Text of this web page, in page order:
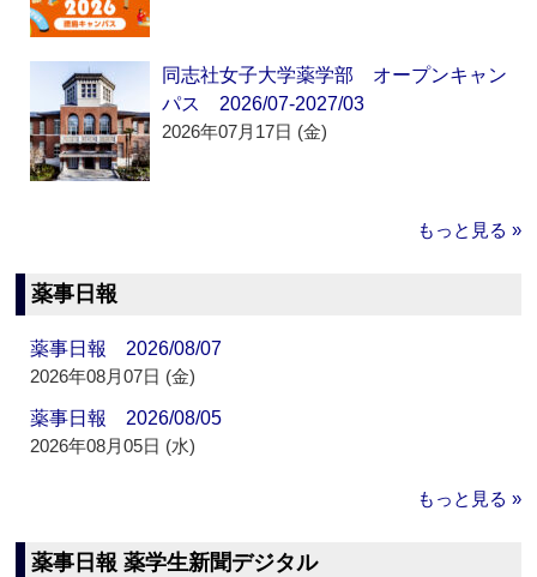
同志社女子大学薬学部 オープンキャン
パス 2026/07-2027/03
2026年07月17日 (金)
もっと見る »
薬事日報
薬事日報 2026/08/07
2026年08月07日 (金)
薬事日報 2026/08/05
2026年08月05日 (水)
もっと見る »
薬事日報 薬学生新聞デジタル